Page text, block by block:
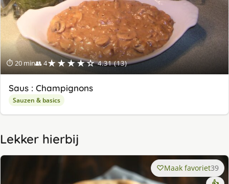
⏱ 20 min👥 4★★★★☆ 4.31 (13)
Saus : Champignons
Sauzen & basics
Lekker hierbij
Maak favoriet39